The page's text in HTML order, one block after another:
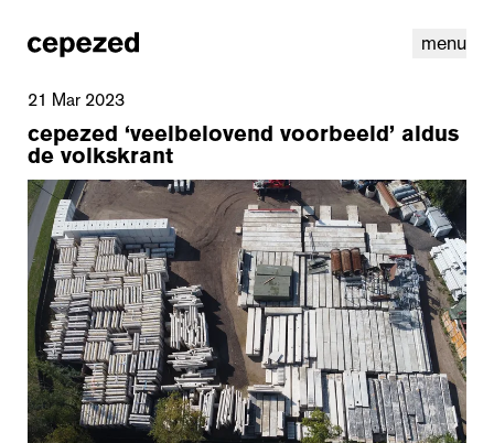
menu
linkedinyoutube cookiesnl | en
21 Mar 2023
cepezed ‘veelbelovend voorbeeld’ aldus
de volkskrant